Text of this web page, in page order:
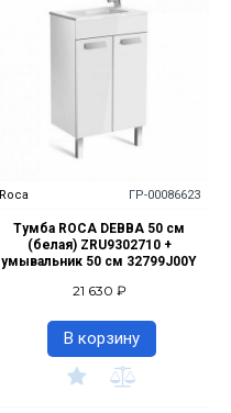
Roca ГР-00086623
Тумба ROCA DEBBA 50 см
(белая) ZRU9302710 +
умывальник 50 см 32799J00Y
21 630 ₽
В корзину